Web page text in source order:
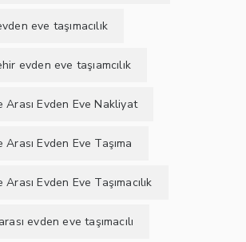
eve taşımacılık
evden eve taşıamcılık
Arası Evden Eve Nakliyat
Evden Eve Taşıma
Evden Eve Taşımacılık
evden eve taşımacılı